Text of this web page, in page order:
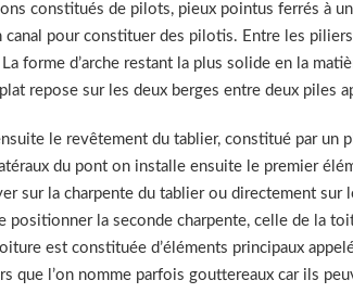
constitués de pilots, pieux pointus ferrés à
canal pour constituer des pilotis. Entre les
forme d’arche restant la plus solide en la
repose sur les deux berges entre deux piles
le revêtement du tablier, constitué par un
du pont on installe ensuite le premier
sur la charpente du tablier ou directement
positionner la seconde charpente, celle de la
est constituée d’éléments principaux
que l’on nomme parfois gouttereaux car ils